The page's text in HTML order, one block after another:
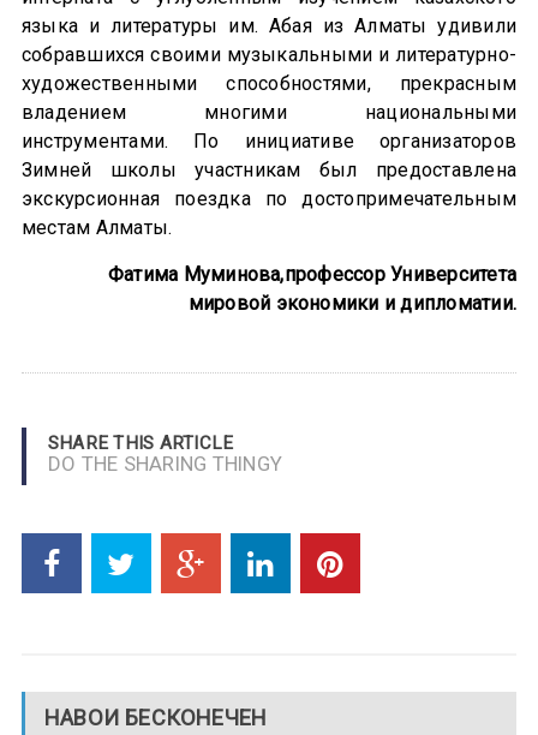
языка и литературы им. Абая из Алматы удивили
собравшихся своими музыкальными и литературно-
художественными способностями, прекрасным
владением многими национальными
инструментами. По инициативе организаторов
Зимней школы участникам был предоставлена
экскурсионная поездка по достопримечательным
местам Алматы.
Фатима Муминова,профессор Университета
мировой экономики и дипломатии.
SHARE THIS ARTICLE
DO THE SHARING THINGY
НАВОИ БЕСКОНЕЧЕН